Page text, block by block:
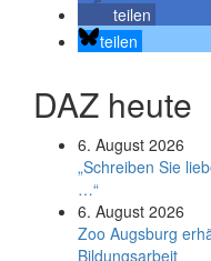
teilen
teilen
DAZ heute
6. August 2026
„Schreiben Sie
…“
6. August 2026
Zoo Augsburg
Bildungsarbeit